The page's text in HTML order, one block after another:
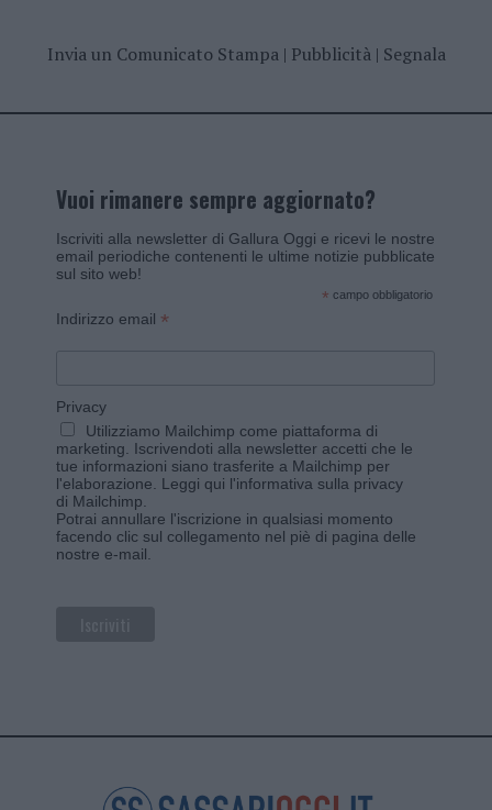
Invia un Comunicato Stampa| Pubblicità| Segnala
Vuoi rimanere sempre aggiornato?
Iscriviti alla newsletter di Gallura Oggi e ricevi le nostre
email periodiche contenenti le ultime notizie pubblicate
sul sito web!
* campo obbligatorio
Indirizzo email *
Privacy
Utilizziamo Mailchimp come piattaforma di
marketing. Iscrivendoti alla newsletter accetti che le
tue informazioni siano trasferite a Mailchimp per
l'elaborazione. Leggi qui l'informativa sulla privacy
di Mailchimp
Potrai annullare l'iscrizione in qualsiasi momento
facendo clic sul collegamento nel piè di pagina delle
nostre e-mail.